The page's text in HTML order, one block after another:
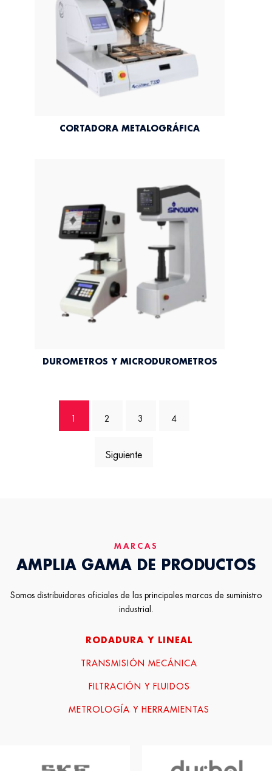
CORTADORA METALOGRÁFICA
DUROMETROS Y MICRODUROMETROS
2 3 4
→
MARCAS
AMPLIA GAMA DE PRODUCTOS
Somos distribuidores oficiales de las principales marcas de suministro
industrial.
RODADURA Y LINEAL
TRANSMISIÓN MECÁNICA
FILTRACIÓN Y FLUIDOS
METROLOGÍA Y HERRAMIENTAS